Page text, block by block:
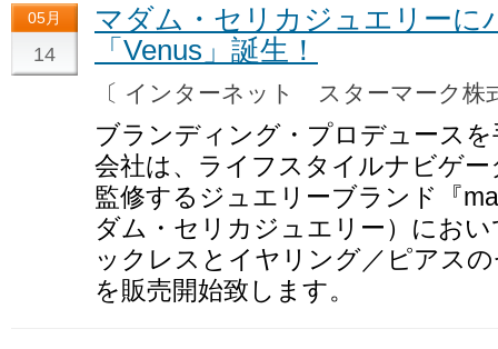
05月
14
マダム・セリカジュエリーに
「Venus」誕生！
〔 インターネット スターマーク
ブランディング・プロデュース
会社は、ライフスタイルナビゲ
監修するジュエリーブランド『
ダム・セリカジュエリー）にお
ックレスとイヤリング／ピアス
を販売開始致します。